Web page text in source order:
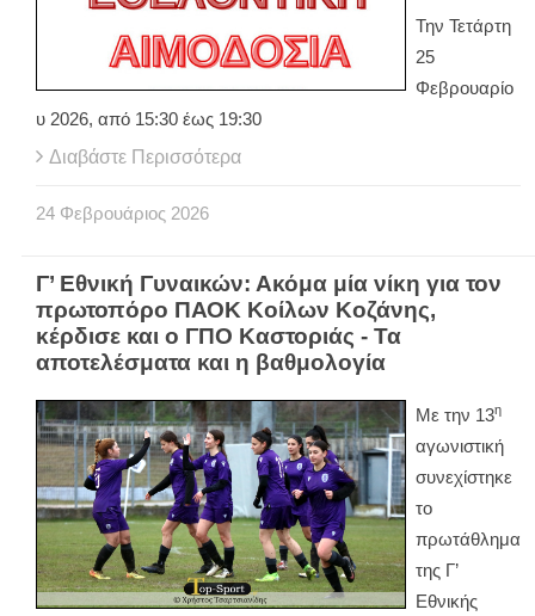
Την Τετάρτη
25
Φεβρουαρίο
υ 2026, από 15:30 έως 19:30
Διαβάστε Περισσότερα
24 Φεβρουάριος 2026
Γ’ Εθνική Γυναικών: Ακόμα μία νίκη για τον
πρωτοπόρο ΠΑΟΚ Κοίλων Κοζάνης,
κέρδισε και ο ΓΠΟ Καστοριάς - Τα
αποτελέσματα και η βαθμολογία
Με την 13η
αγωνιστική
συνεχίστηκε
το
πρωτάθλημα
της Γ’
Εθνικής